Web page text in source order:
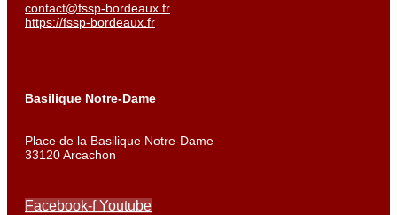
contact@fssp-bordeaux.fr
https://fssp-bordeaux.fr
Basilique Notre-Dame
Place de la Basilique Notre-Dame
33120 Arcachon
Facebook-f Youtube